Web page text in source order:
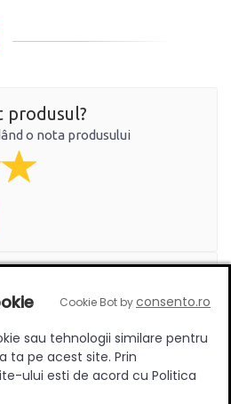
produsul?
o nota produsului
Cookie Bot byconsento.ro
sau tehnologii similare pentru
ta pe acest site. Prin
esti de acord cu Politica